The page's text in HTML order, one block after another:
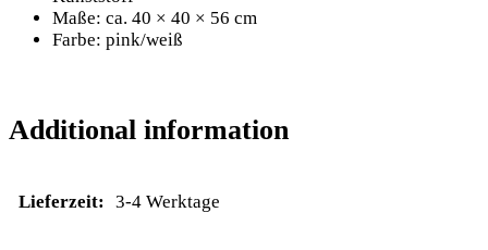
Maße: ca. 40 × 40 × 56 cm
Farbe: pink/weiß
Additional information
Lieferzeit: 3-4 Werktage